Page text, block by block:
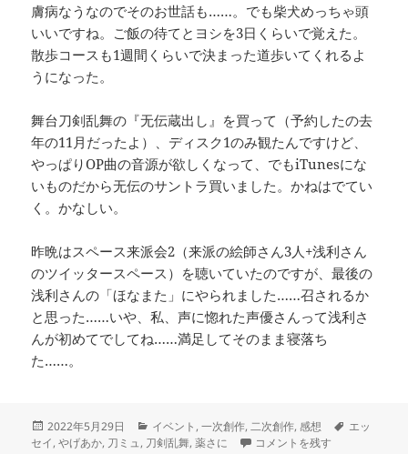
膚病なうなのでそのお世話も……。でも柴犬めっちゃ頭
いいですね。ご飯の待てとヨシを3日くらいで覚えた。
散歩コースも1週間くらいで決まった道歩いてくれるよ
うになった。
舞台刀剣乱舞の『无伝蔵出し』を買って（予約したの去
年の11月だったよ）、ディスク1のみ観たんですけど、
やっぱりOP曲の音源が欲しくなって、でもiTunesにな
いものだから无伝のサントラ買いました。かねはでてい
く。かなしい。
昨晩はスペース来派会2（来派の絵師さん3人+浅利さん
のツイッタースペース）を聴いていたのですが、最後の
浅利さんの「ほなまた」にやられました……召されるか
と思った……いや、私、声に惚れた声優さんって浅利さ
んが初めてでしてね……満足してそのまま寝落ち
た……。
投
稿
2022年5月29日
カ
テ
イベント ,一次創作,二次創作,感想
タ
エッ
セイ,やげあか, 刀ミュ, 刀剣乱舞,薬さに 入稿したぞお！ に
コメントを残す